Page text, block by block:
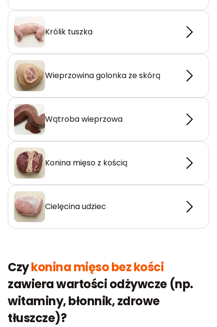
Królik tuszka
Wieprzowina golonka ze skórą
Wątroba wieprzowa
Konina mięso z kością
Cielęcina udziec
Czykonina mięso bez kości
zawiera wartości odżywcze (np.
witaminy, błonnik, zdrowe
tłuszcze)?